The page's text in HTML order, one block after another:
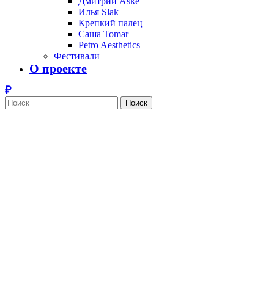
Илья Slak
Крепкий палец
Саша Tomar
Petro Aesthetics
Фестивали
О проекте
Поиск